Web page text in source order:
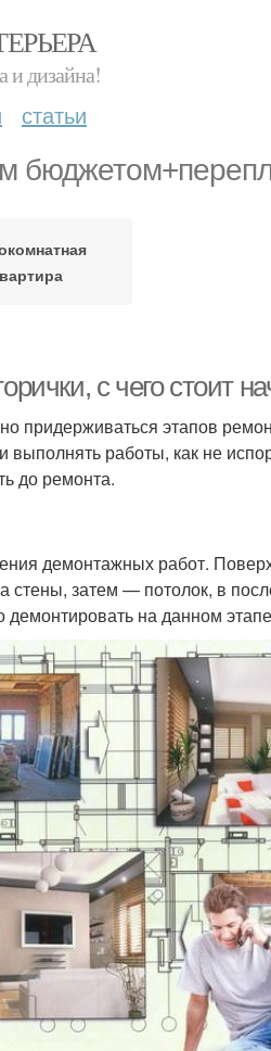
и дизайна!
статьи
с чего стоит
придерживаться этапов
выполнять работы, как не
до ремонта.
демонтажных работ.
стены, затем — потолок, в
на данном